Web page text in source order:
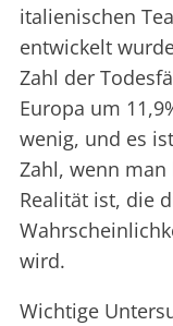
italienischen
entwickelt
Zahl der
Europa um
wenig, und es
Zahl, wenn
Realität ist, die
wird.
Wichtige